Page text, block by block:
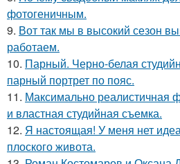
фотогеничным.
9. Вот так мы в высокий сезон
работаем.
10. Парный. Черно-белая
парный портрет по пояс.
11. Максимально реалистичная
и властная студийная съемка.
12. Я настоящая! У меня нет
плоского живота.